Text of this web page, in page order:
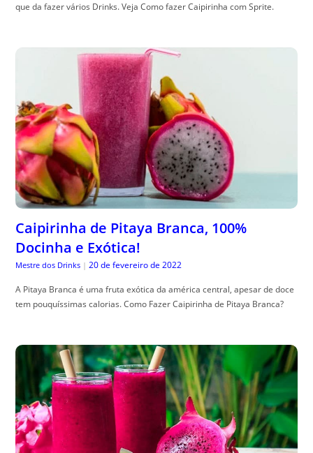
que da fazer vários Drinks. Veja Como fazer Caipirinha com Sprite.
Caipirinha de Pitaya Branca, 100%
Docinha e Exótica!
Mestre dos Drinks | 20 de fevereiro de 2022
A Pitaya Branca é uma fruta exótica da américa central, apesar de doce
tem pouquíssimas calorias. Como Fazer Caipirinha de Pitaya Branca?